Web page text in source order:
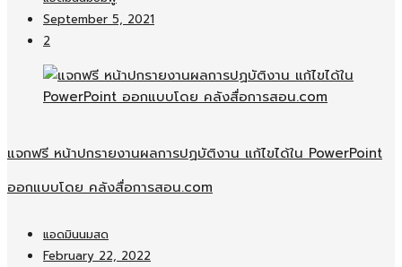
September 5, 2021
2
แจกฟรี หน้าปกรายงานผลการปฏบัติงาน แก้ไขได้ใน PowerPoint
ออกแบบโดย คลังสื่อการสอน.com
แอดมินนมสด
February 22, 2022